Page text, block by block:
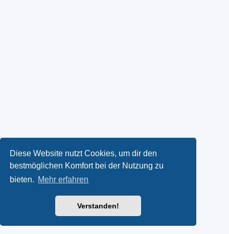
Diese Website nutzt Cookies, um dir den
bestmöglichen Komfort bei der Nutzung zu
bieten. Mehr erfahren
Verstanden!